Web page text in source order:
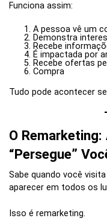
Funciona assim:
A pessoa vê um
Demonstra
Recebe
É impactada por
Recebe ofertas
Compra
Tudo pode acontecer
O
“Persegue”
Sabe quando você
aparecer em todos os
Isso é remarketing.